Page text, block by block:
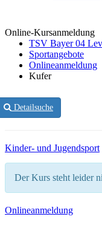
Online-Kursanmeldung
TSV Bayer 04
Sportangebote
Onlineanmeldung
Kufer
Detailsuche
Kinder- und Jugendsport
Der Kurs steht leider
Onlineanmeldung